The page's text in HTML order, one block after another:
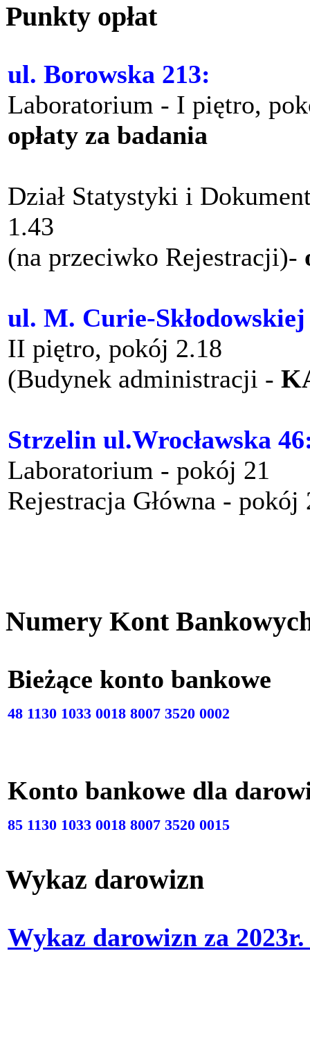
Punkty opłat
ul. Borowska 213:
Laboratorium - I piętro,
opłaty za badania
Dział Statystyki i
1.43
(na przeciwko Rejestracji)-
ul. M. Curie-Skłodowskiej
II piętro, pokój 2.18
(Budynek administracji -
Strzelin ul.Wrocławska
Laboratorium - pokój 21
Rejestracja Główna -
Numery Kont
Bieżące konto
48 1130 1033 0018 8007 3520 0002
Konto bankowe dla
85 1130 1033 0018 8007 3520 0015
Wykaz darowizn
Wykaz darowizn za